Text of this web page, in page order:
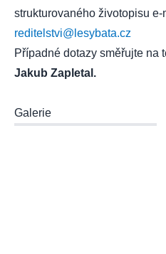
strukturovaného životopisu
reditelstvi@lesybata.cz
Případné dotazy směřujte na
Jakub Zapletal.
Galerie